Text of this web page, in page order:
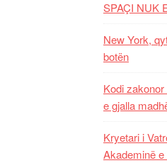
SPAÇI NUK
New York,
botën
Kodi
e gjalla
Kryetari i
Akademinë